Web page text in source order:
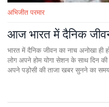
अभिजीत परमार
आज भारत में दैनिक
भारत में दैनिक जीवन का नाच अनोखा
लोग अपने होम योगा सेशन के साथ दिन
अपने पड़ोसी की ताजा खबर सुनने का